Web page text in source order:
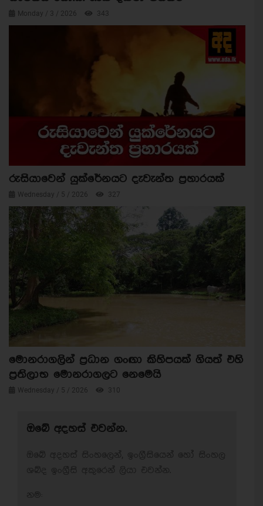
Monday / 3 / 2026 343
රුසියාවෙන් යුක්රේනයට දැවැන්ත ප්‍රහාරයක්
Wednesday / 5 / 2026 327
මොනරාගලින් ප්‍රධාන ගංඟා කිහිපයක් ගියත් එහි
ප්‍රතිලාභ මොනරාගලට නෙමෙයි
Wednesday / 5 / 2026 310
ඔබේ අදහස් එවන්න.